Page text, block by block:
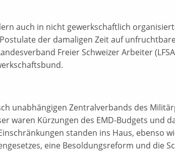
auch in nicht gewerkschaftlich
der damaligen Zeit auf
Freier Schweizer Arbeiter
unabhängigen Zentralverbands des
waren Kürzungen des EMD-Budgets und
standen ins Haus, ebenso
eine Besoldungsreform und die